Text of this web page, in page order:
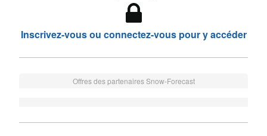
Inscrivez-vous ou connectez-vous pour y accéder
Offres des partenaires Snow-Forecast